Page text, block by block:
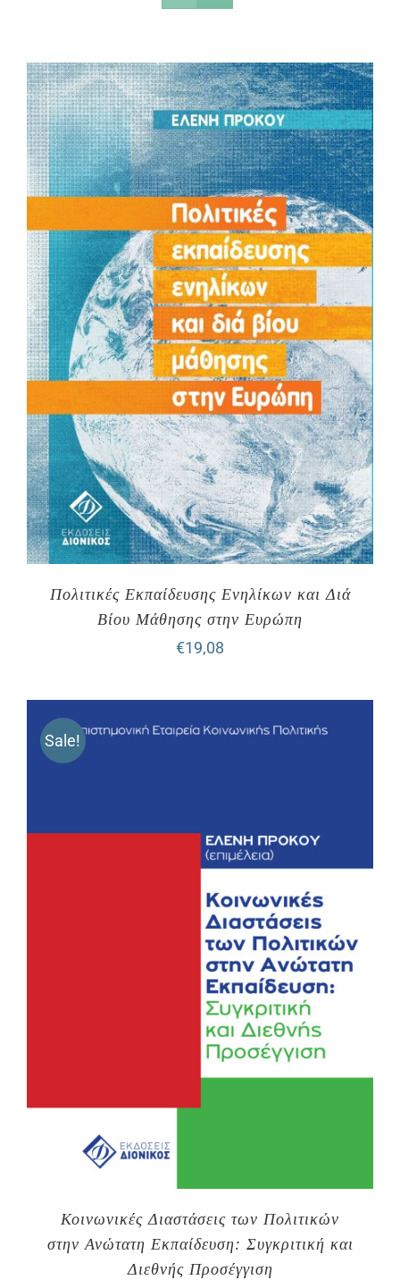
Πολιτικές Εκπαίδευσης Ενηλίκων και Διά
Βίου Μάθησης στην Ευρώπη
€19,08
Sale!
Κοινωνικές Διαστάσεις των Πολιτικών
στην Ανώτατη Εκπαίδευση: Συγκριτική και
Διεθνής Προσέγγιση